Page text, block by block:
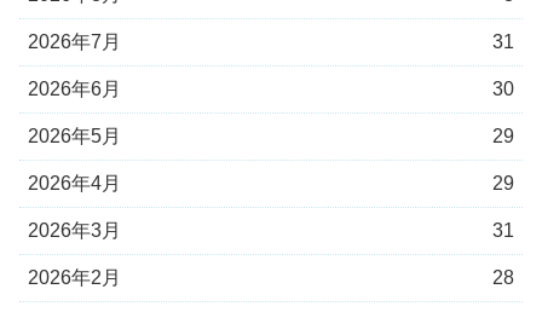
2026年7月 31
2026年6月 30
2026年5月 29
2026年4月 29
2026年3月 31
2026年2月 28